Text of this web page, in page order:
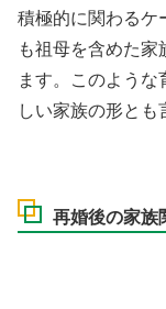
積極的に関わるケ
も祖母を含めた家
ます。このよう
しい家族の形とも
再婚後の家族